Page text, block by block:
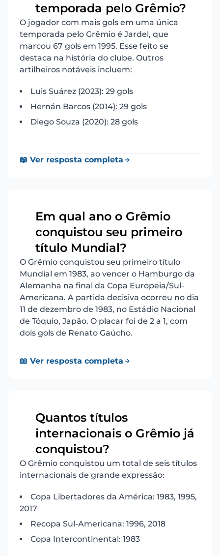
temporada pelo Grêmio?
O jogador com mais gols em uma única
temporada pelo Grêmio é Jardel, que
marcou 67 gols em 1995. Esse feito se
destaca na história do clube. Outros
artilheiros notáveis incluem:
Luis Suárez (2023): 29 gols
Hernán Barcos (2014): 29 gols
Diego Souza (2020): 28 gols
📖 Ver resposta completa
Em qual ano o Grêmio
conquistou seu primeiro
título Mundial?
O Grêmio conquistou seu primeiro título
Mundial em 1983, ao vencer o Hamburgo da
Alemanha na final da Copa Europeia/Sul-
Americana. A partida decisiva ocorreu no dia
11 de dezembro de 1983, no Estádio Nacional
de Tóquio, Japão. O placar foi de 2 a 1, com
dois gols de Renato Gaúcho.
📖 Ver resposta completa
Quantos títulos
internacionais o Grêmio já
conquistou?
O Grêmio conquistou um total de seis títulos
internacionais de grande expressão:
Copa Libertadores da América: 1983, 1995,
2017
Recopa Sul-Americana: 1996, 2018
Copa Intercontinental: 1983